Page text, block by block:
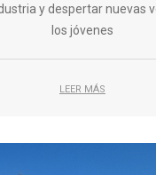
y despertar nuevas
los jóvenes
LEER MÁS